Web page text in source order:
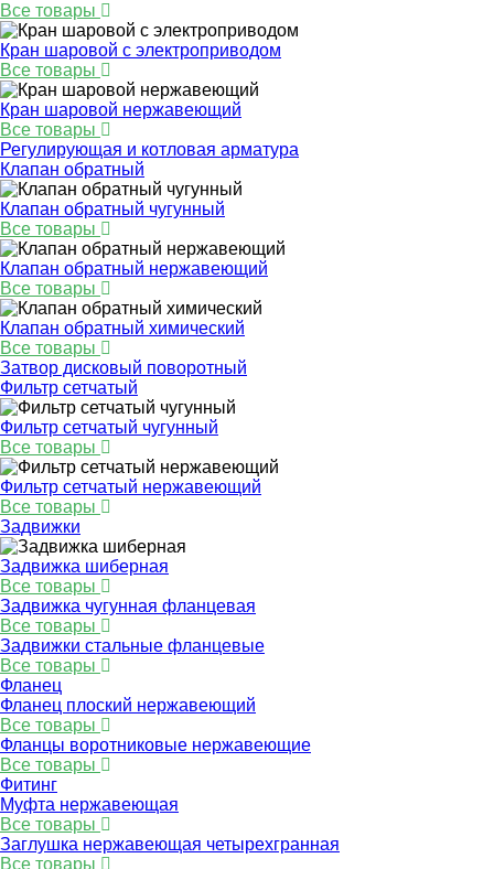
Все товары
Кран шаровой с электроприводом
Все товары
Кран шаровой нержавеющий
Все товары
Регулирующая и котловая арматура
Клапан обратный
Клапан обратный чугунный
Все товары
Клапан обратный нержавеющий
Все товары
Клапан обратный химический
Все товары
Затвор дисковый поворотный
Фильтр сетчатый
Фильтр сетчатый чугунный
Все товары
Фильтр сетчатый нержавеющий
Все товары
Задвижки
Задвижка шиберная
Все товары
Задвижка чугунная фланцевая
Все товары
Задвижки стальные фланцевые
Все товары
Фланец
Фланец плоский нержавеющий
Все товары
Фланцы воротниковые нержавеющие
Все товары
Фитинг
Муфта нержавеющая
Все товары
Заглушка нержавеющая четырехгранная
Все товары